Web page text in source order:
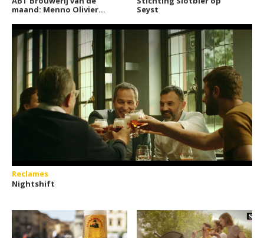
maand: Menno Olivier
Seyst
Reclames
Nightshift